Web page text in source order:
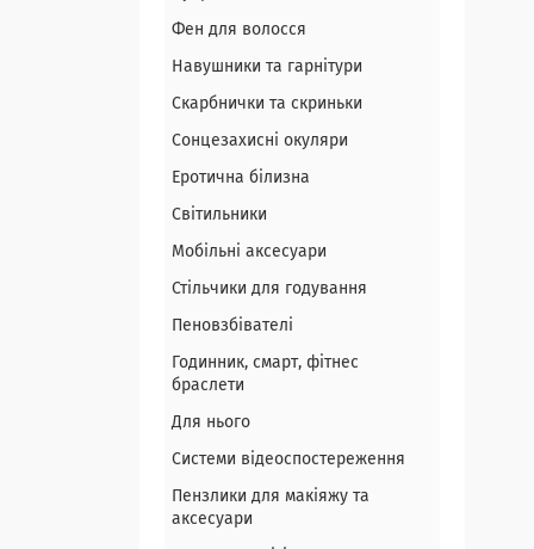
Фен для волосся
Навушники та гарнітури
Скарбнички та скриньки
Сонцезахисні окуляри
Еротична білизна
Світильники
Мобільні аксесуари
Стільчики для годування
Пеновзбівателі
Годинник, смарт, фітнес
браслети
Для нього
Системи відеоспостереження
Пензлики для макіяжу та
аксесуари